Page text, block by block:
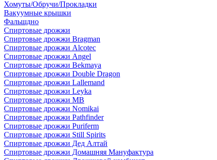
Хомуты/Обручи/Прокладки
Вакуумные крышки
Фальшдно
Спиртовые дрожжи
Спиртовые дрожжи Bragman
Спиртовые дрожжи Alcotec
Спиртовые дрожжи Angel
Спиртовые дрожжи Bekmaya
Спиртовые дрожжи Double Dragon
Спиртовые дрожжи Lallemand
Спиртовые дрожжи Leyka
Спиртовые дрожжи MB
Спиртовые дрожжи Nomikai
Спиртовые дрожжи Pathfinder
Спиртовые дрожжи Puriferm
Спиртовые дрожжи Still Spirits
Спиртовые дрожжи Дед Алтай
Спиртовые дрожжи Домашняя Мануфактура